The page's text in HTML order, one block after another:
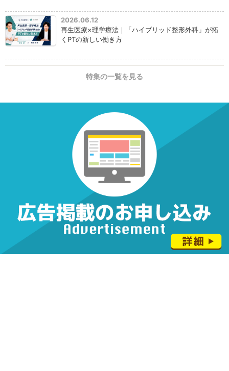
2026.06.12
再生医療×理学療法｜「ハイブリッド整形外科」が拓
くPTの新しい働き方
特集の一覧を見る